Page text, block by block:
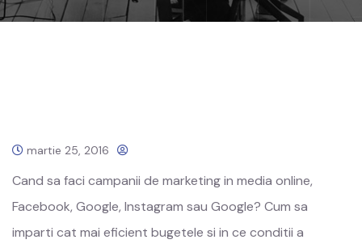
martie 25, 2016
Cand sa faci campanii de marketing in media online,
Facebook, Google, Instagram sau Google? Cum sa
imparti cat mai eficient bugetele si in ce conditii a